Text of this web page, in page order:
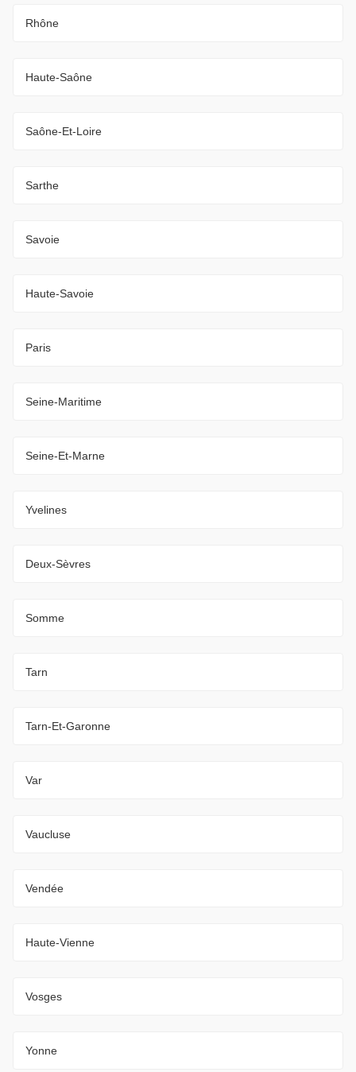
Rhône
Haute-Saône
Saône-Et-Loire
Sarthe
Savoie
Haute-Savoie
Paris
Seine-Maritime
Seine-Et-Marne
Yvelines
Deux-Sèvres
Somme
Tarn
Tarn-Et-Garonne
Var
Vaucluse
Vendée
Haute-Vienne
Vosges
Yonne